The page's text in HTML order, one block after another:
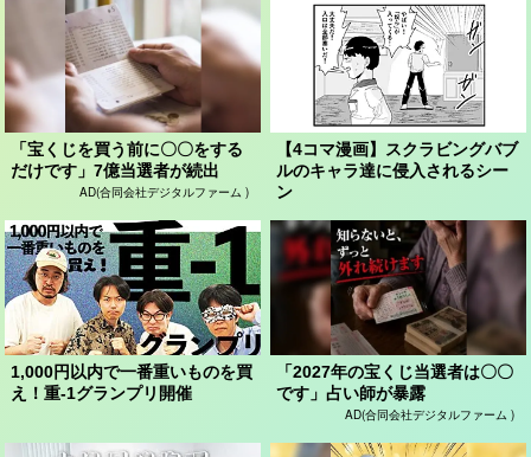
「宝くじを買う前に〇〇をする
だけです」7億当選者が続出
AD(合同会社デジタルファーム )
【4コマ漫画】スクラビングバブ
ルのキャラ達に侵入されるシー
ン
1,000円以内で一番重いものを買
え！重-1グランプリ開催
「2027年の宝くじ当選者は〇〇
です」占い師が暴露
AD(合同会社デジタルファーム )